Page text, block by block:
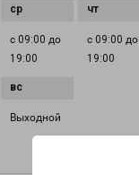
с 09:00 до
19:00
с 09:00 до
19:00
Выходной